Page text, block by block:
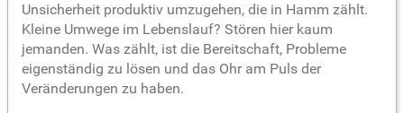
Unsicherheit produktiv umzugehen, die in Hamm zählt.
Kleine Umwege im Lebenslauf? Stören hier kaum
jemanden. Was zählt, ist die Bereitschaft, Probleme
eigenständig zu lösen und das Ohr am Puls der
Veränderungen zu haben.